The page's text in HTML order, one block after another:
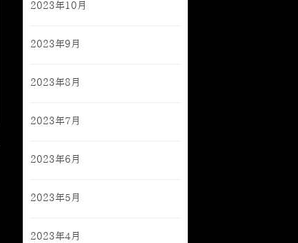
2023年10月
2023年9月
2023年8月
2023年7月
2023年6月
2023年5月
2023年4月